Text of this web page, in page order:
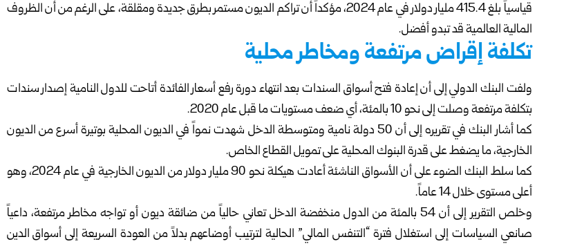
قياسياً بلغ 415.4 مليار دولار في عام 2024، مؤكداً أن تراكم الديون مستمر بطرق جديدة ومقلقة، على الرغم من أن الظروف
المالية العالمية قد تبدو أفضل.
تكلفة إقراض مرتفعة ومخاطر محلية
ولفت البنك الدولي إلى أن إعادة فتح أسواق السندات بعد انتهاء دورة رفع أسعار الفائدة أتاحت للدول النامية إصدار سندات
بتكلفة مرتفعة وصلت إلى نحو 10 بالمئة، أي ضعف مستويات ما قبل عام 2020.
كما أشار البنك في تقريره إلى أن 50 دولة نامية ومتوسطة الدخل شهدت نمواً في الديون المحلية بوتيرة أسرع من الديون
الخارجية، ما يضغط على قدرة البنوك المحلية على تمويل القطاع الخاص.
كما سلط البنك الضوء على أن الأسواق الناشئة أعادت هيكلة نحو 90 مليار دولار من الديون الخارجية في عام 2024، وهو
أعلى مستوى خلال 14 عاماً.
وخلص التقرير إلى أن 54 بالمئة من الدول منخفضة الدخل تعاني حالياً من ضائقة ديون أو تواجه مخاطر مرتفعة، داعياً
صانعي السياسات إلى استغلال فترة “التنفس المالي” الحالية لترتيب أوضاعهم بدلاً من العودة السريعة إلى أسواق الدين